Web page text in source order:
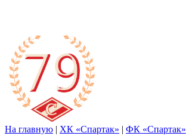
На главную | ХК «Спартак» | ФК «Спартак»